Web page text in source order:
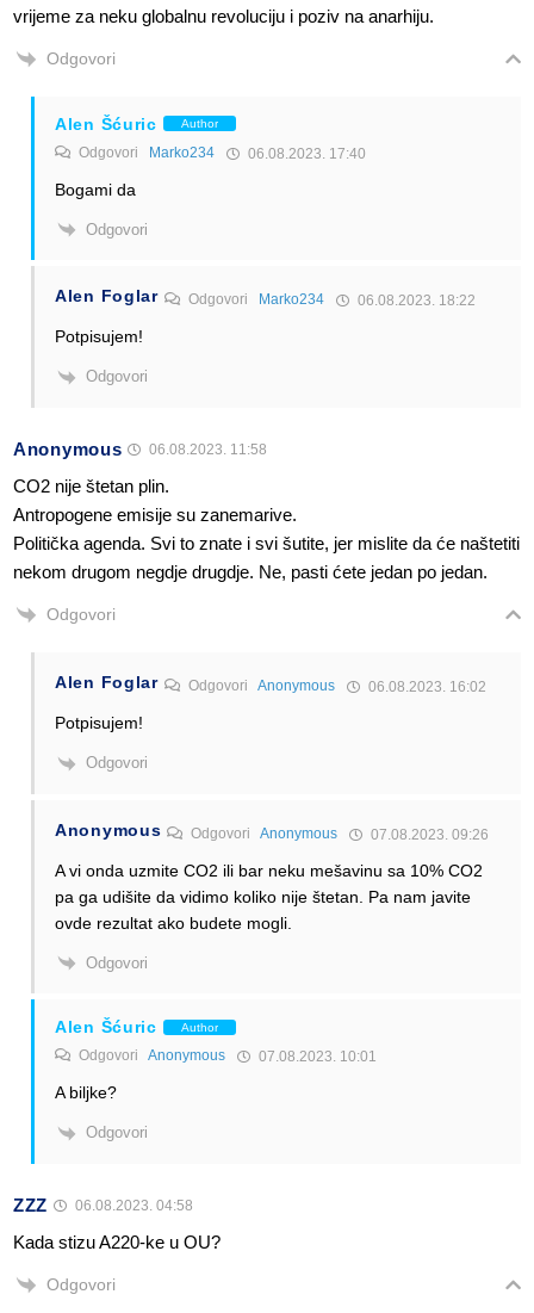
vrijeme za neku globalnu revoluciju i poziv na anarhiju.
Odgovori
Alen Šćuric Author
Odgovori Marko234 06.08.2023. 17:40
Bogami da
Odgovori
Alen Foglar Odgovori Marko234 06.08.2023. 18:22
Potpisujem!
Odgovori
Anonymous 06.08.2023. 11:58
CO2 nije štetan plin.
Antropogene emisije su zanemarive.
Politička agenda. Svi to znate i svi šutite, jer mislite da će naštetiti
nekom drugom negdje drugdje. Ne, pasti ćete jedan po jedan.
Odgovori
Alen Foglar Odgovori Anonymous 06.08.2023. 16:02
Potpisujem!
Odgovori
Anonymous OdgovoriAnonymous 07.08.2023. 09:26
A vi onda uzmite CO2 ili bar neku mešavinu sa 10% CO2
pa ga udišite da vidimo koliko nije štetan. Pa nam javite
ovde rezultat ako budete mogli.
Odgovori
Alen Šćuric Author
Odgovori Anonymous 07.08.2023. 10:01
A biljke?
Odgovori
ZZZ 06.08.2023. 04:58
Kada stizu A220-ke u OU?
Odgovori